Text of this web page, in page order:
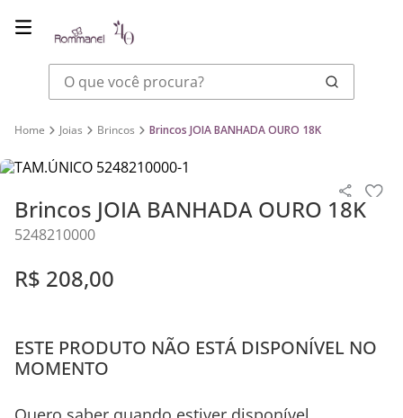
O que você procura?
Joias Brincos Brincos JOIA BANHADA OURO 18K
Brincos JOIA BANHADA OURO 18K
5248210000
R$ 208,00
ESTE PRODUTO NÃO ESTÁ DISPONÍVEL NO
MOMENTO